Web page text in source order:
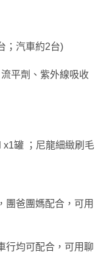
；汽車約2台)
平劑、紫外線吸收
罐 ；尼龍細緻刷毛
團爸團媽配合，可用
行均可配合，可用聊